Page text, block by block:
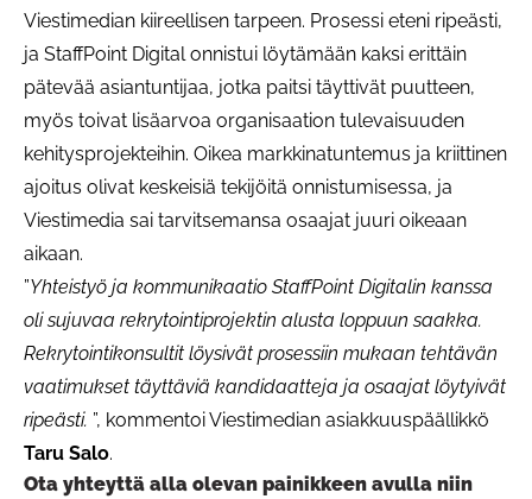
Viestimedian kiireellisen tarpeen. Prosessi eteni ripeästi,
ja StaffPoint Digital onnistui löytämään kaksi erittäin
pätevää asiantuntijaa, jotka paitsi täyttivät puutteen,
myös toivat lisäarvoa organisaation tulevaisuuden
kehitysprojekteihin. Oikea markkinatuntemus ja kriittinen
ajoitus olivat keskeisiä tekijöitä onnistumisessa, ja
Viestimedia sai tarvitsemansa osaajat juuri oikeaan
aikaan.
”Yhteistyö ja kommunikaatio StaffPoint Digitalin kanssa
oli sujuvaa rekrytointiprojektin alusta loppuun saakka.
Rekrytointikonsultit löysivät prosessiin mukaan tehtävän
vaatimukset täyttäviä kandidaatteja ja osaajat löytyivät
ripeästi. ”, kommentoi Viestimedian asiakkuuspäällikkö
Taru Salo.
Ota yhteyttä alla olevan painikkeen avulla niin